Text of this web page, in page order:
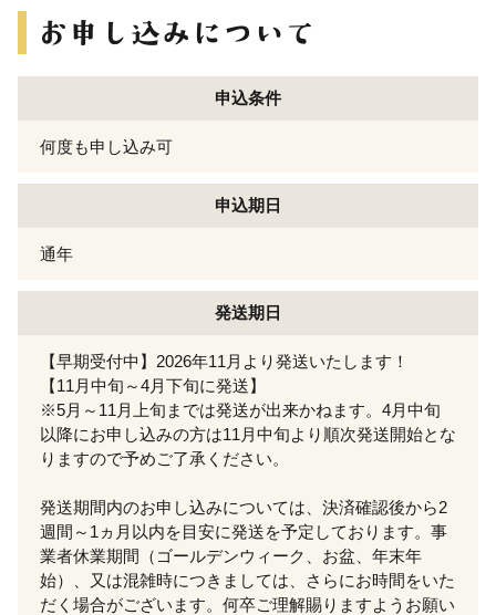
申込条件
何度も申し込み可
申込期日
通年
発送期日
【早期受付中】2026年11月より発送いたします！
【11月中旬～4月下旬に発送】
※5月～11月上旬までは発送が出来かねます。4月中旬
以降にお申し込みの方は11月中旬より順次発送開始とな
りますので予めご了承ください。
発送期間内のお申し込みについては、決済確認後から2
週間～1ヵ月以内を目安に発送を予定しております。事
業者休業期間（ゴールデンウィーク、お盆、年末年
始）、又は混雑時につきましては、さらにお時間をいた
だく場合がございます。何卒ご理解賜りますようお願い